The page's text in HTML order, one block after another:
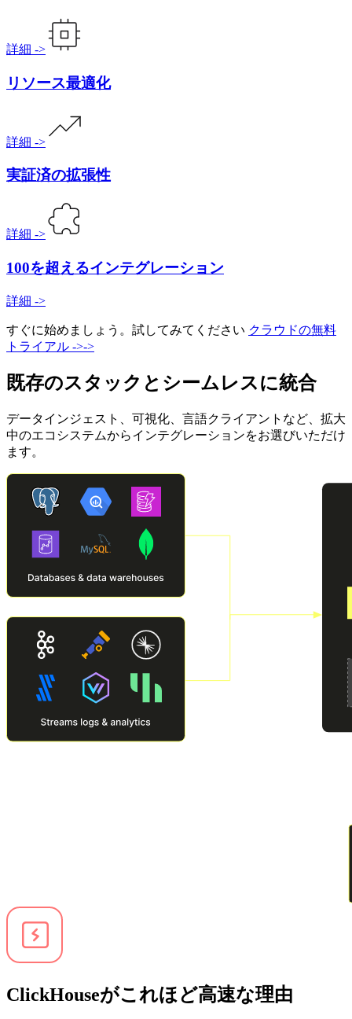
詳細 ->
リソース最適化
詳細 ->
実証済の拡張性
詳細 ->
100を超えるインテグレーション
詳細 ->
すぐに始めましょう。試してみてください クラウドの無料
トライアル ->->
既存のスタックとシームレスに統合
データインジェスト、可視化、言語クライアントなど、拡大
中のエコシステムからインテグレーションをお選びいただけ
ます。
ClickHouseがこれほど高速な理由